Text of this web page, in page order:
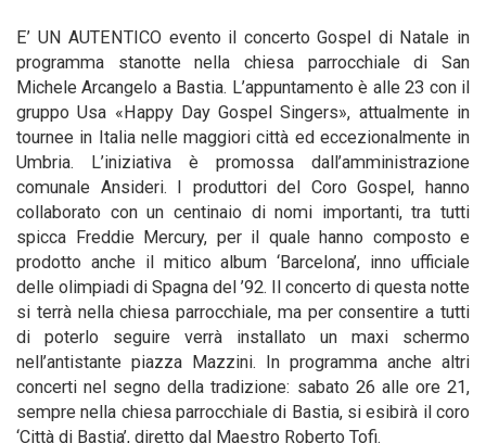
E’ UN AUTENTICO evento il concerto Gospel di Natale in
programma stanotte nella chiesa parrocchiale di San
Michele Arcangelo a Bastia. L’appuntamento è alle 23 con il
gruppo Usa «Happy Day Gospel Singers», attualmente in
tournee in Italia nelle maggiori città ed eccezionalmente in
Umbria. L’iniziativa è promossa dall’amministrazione
comunale Ansideri. I produttori del Coro Gospel, hanno
collaborato con un centinaio di nomi importanti, tra tutti
spicca Freddie Mercury, per il quale hanno composto e
prodotto anche il mitico album ‘Barcelona’, inno ufficiale
delle olimpiadi di Spagna del ’92. Il concerto di questa notte
si terrà nella chiesa parrocchiale, ma per consentire a tutti
di poterlo seguire verrà installato un maxi schermo
nell’antistante piazza Mazzini. In programma anche altri
concerti nel segno della tradizione: sabato 26 alle ore 21,
sempre nella chiesa parrocchiale di Bastia, si esibirà il coro
‘Città di Bastia’, diretto dal Maestro Roberto Tofi.